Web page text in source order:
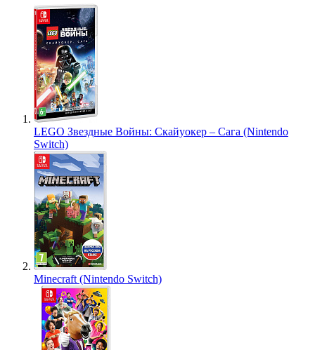
LEGO Звездные Войны: Скайуокер – Сага (Nintendo
Switch)
Minecraft (Nintendo Switch)